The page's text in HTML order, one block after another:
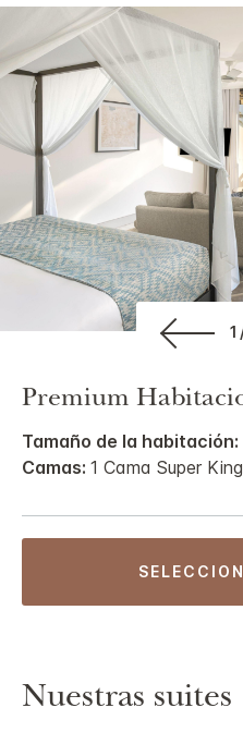
Premium
Tamaño de la habitación:
Camas: 1 Cama Super
Nuestras suites